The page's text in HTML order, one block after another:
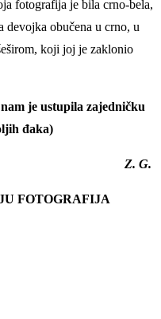
fotografija je bila crno-bela,
devojka obučena u crno, u
koji joj je zaklonio
je ustupila zajedničku
đaka)
Z. G.
FOTOGRAFIJA